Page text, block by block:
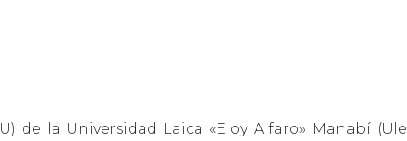
de la Universidad Laica «Eloy Alfaro» Manabí